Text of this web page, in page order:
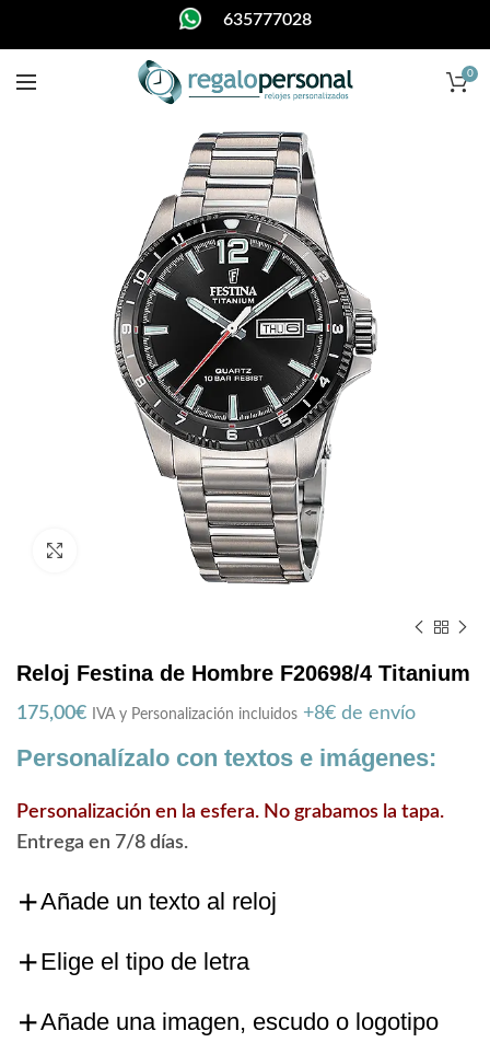
635777028
0
Reloj Festina de Hombre F20698/4 Titanium
175,00€ IVA y Personalización incluidos +8€ de envío
Personalízalo con textos e imágenes:
Personalización en la esfera. No grabamos la tapa.
Entrega en 7/8 días.
Añade un texto al reloj
Elige el tipo de letra
Añade una imagen, escudo o logotipo